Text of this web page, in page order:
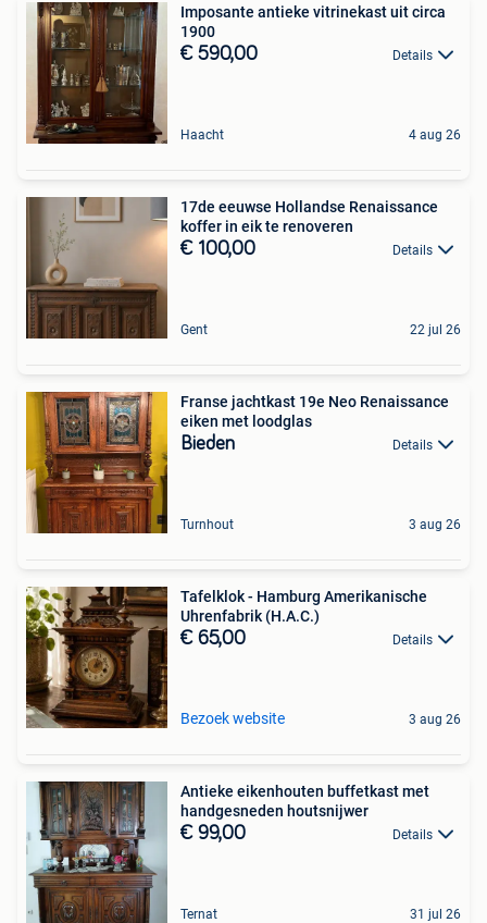
Imposante antieke vitrinekast uit circa
1900
€ 590,00 Details
Haacht 4 aug 26
17de eeuwse Hollandse Renaissance
koffer in eik te renoveren
€ 100,00 Details
Gent 22 jul 26
Franse jachtkast 19e Neo Renaissance
eiken met loodglas
Bieden Details
Turnhout 3 aug 26
Tafelklok - Hamburg Amerikanische
Uhrenfabrik (H.A.C.)
€ 65,00 Details
Bezoek website 3 aug 26
Antieke eikenhouten buffetkast met
handgesneden houtsnijwer
€ 99,00 Details
Ternat 31 jul 26